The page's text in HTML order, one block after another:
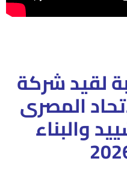
لقيد شركة
المصرى
والبناء